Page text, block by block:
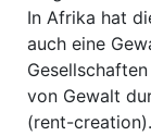
In Afrika hat
auch eine
von Gewalt
(rent-